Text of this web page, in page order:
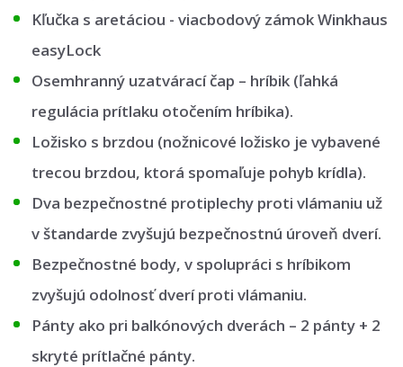
Kľučka s aretáciou - viacbodový zámok Winkhaus
easyLock
Osemhranný uzatvárací čap – hríbik (ľahká
regulácia prítlaku otočením hríbika).
Ložisko s brzdou (nožnicové ložisko je vybavené
trecou brzdou, ktorá spomaľuje pohyb krídla).
Dva bezpečnostné protiplechy proti vlámaniu už
v štandarde zvyšujú bezpečnostnú úroveň dverí.
Bezpečnostné body, v spolupráci s hríbikom
zvyšujú odolnosť dverí proti vlámaniu.
Pánty ako pri balkónových dverách – 2 pánty + 2
skryté prítlačné pánty.